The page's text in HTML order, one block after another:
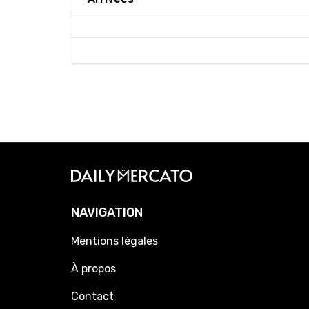
NAVIGATION
Mentions légales
À propos
Contact